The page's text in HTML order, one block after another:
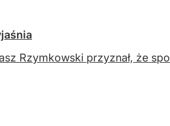
Rzymkowski przyznał, że